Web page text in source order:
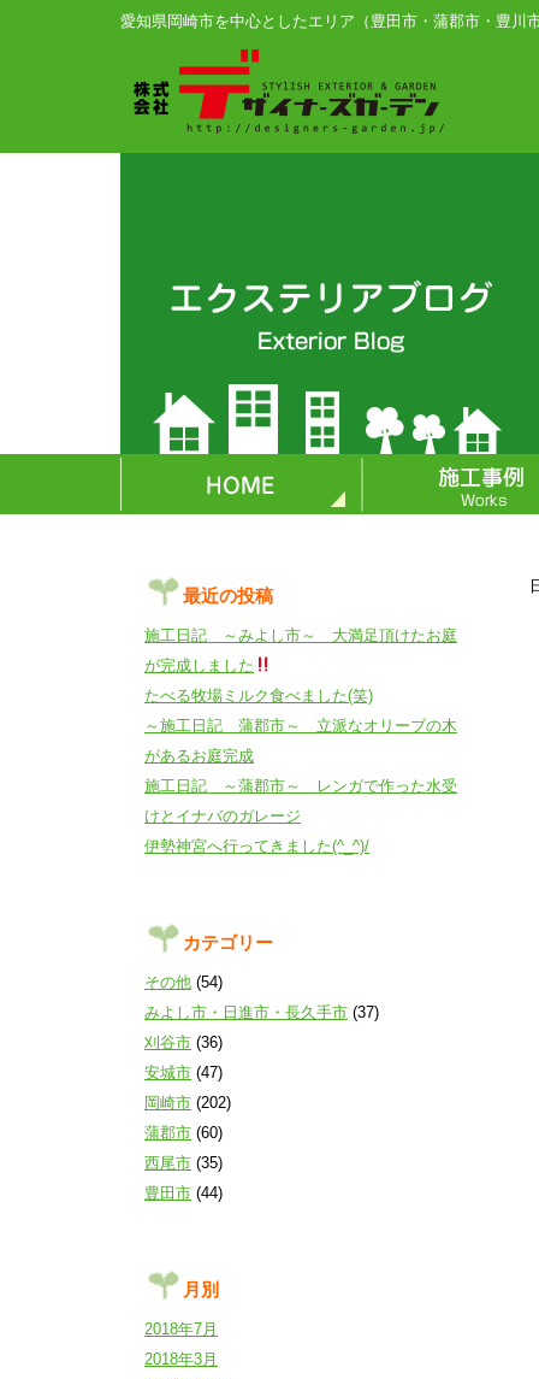
愛知県岡崎市を中心としたエリア（豊田市・蒲郡市・豊川
最近の投稿
施工日記 ～みよし市～ 大満足頂けたお庭
が完成しました
たべる牧場ミルク食べました(笑)
～施工日記 蒲郡市～ 立派なオリーブの木
があるお庭完成
施工日記 ～蒲郡市～ レンガで作った水受
けとイナバのガレージ
伊勢神宮へ行ってきました(^_^)/
カテゴリー
その他 (54)
みよし市・日進市・長久手市 (37)
刈谷市 (36)
安城市 (47)
岡崎市 (202)
蒲郡市 (60)
西尾市 (35)
豊田市 (44)
月別
2018年7月
2018年3月